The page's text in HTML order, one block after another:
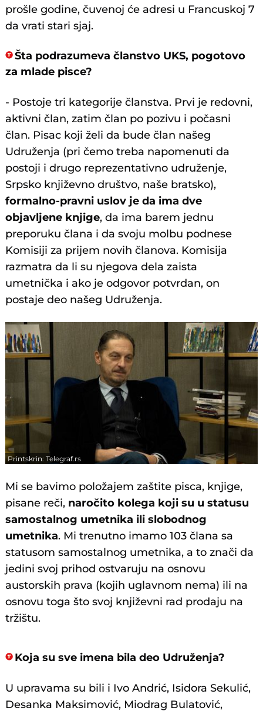
prošle godine, čuvenoj će adresi u Francuskoj 7
da vrati stari sjaj.
Šta podrazumeva članstvo UKS, pogotovo
za mlade pisce?
- Postoje tri kategorije članstva. Prvi je redovni,
aktivni član, zatim član po pozivu i počasni
član. Pisac koji želi da bude član našeg
Udruženja (pri čemo treba napomenuti da
postoji i drugo reprezentativno udruženje,
Srpsko književno društvo, naše bratsko),
formalno-pravni uslov je da ima dve
objavljene knjige, da ima barem jednu
preporuku člana i da svoju molbu podnese
Komisiji za prijem novih članova. Komisija
razmatra da li su njegova dela zaista
umetnička i ako je odgovor potvrdan, on
postaje deo našeg Udruženja.
Printskrin: Telegraf.rs
Mi se bavimo položajem zaštite pisca, knjige,
pisane reči, naročito kolega koji su u statusu
samostalnog umetnika ili slobodnog
umetnika. Mi trenutno imamo 103 člana sa
statusom samostalnog umetnika, a to znači da
jedini svoj prihod ostvaruju na osnovu
austorskih prava (kojih uglavnom nema) ili na
osnovu toga što svoj književni rad prodaju na
tržištu.
Koja su sve imena bila deo Udruženja?
U upravama su bili i Ivo Andrić, Isidora Sekulić,
Desanka Maksimović, Miodrag Bulatović,